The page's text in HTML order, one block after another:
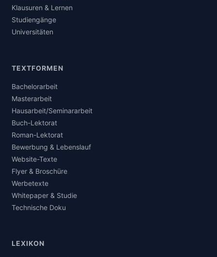
Klausuren & Lernen
Studiengänge
Universitäten
TEXTFORMEN
Bachelorarbeit
Masterarbeit
Hausarbeit/Seminararbeit
Buch-Lektorat
Roman-Lektorat
Bewerbung & Lebenslauf
Website-Texte
Flyer & Broschüre
Werbetexte
Whitepaper & Studie
Technische Doku
LEXIKON